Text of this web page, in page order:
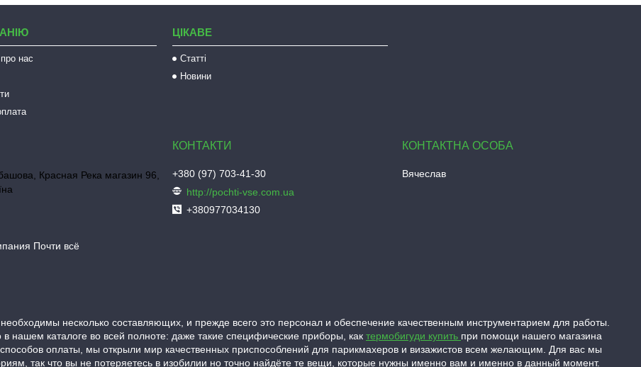
нас
ЦІКАВЕ
Статті
Новини
Красная Река магазин 96,
Почти всё
+380 (97) 703-41-30
http://pochti-vse.com.ua
+380977034130
Вячеслав
несколько составляющих, и прежде всего это персонал и обеспечение качественным инструментарием для работы.
каталоге во всей полноте: даже такие специфические приборы, как термобигуди купить при помощи нашего магазина
оплаты, мы открыли мир качественных приспособлений для парикмахеров и визажистов всем желающим. Для вас мы
так что вы не потеряетесь в изобилии но точно найдёте те вещи, которые нужны именно вам и именно в данный момент.